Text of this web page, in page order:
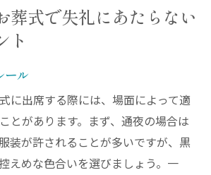
葬式で失礼にあたらない
ト
ール
に出席する際には、場面によって適
とがあります。まず、通夜の場合は
装が許されることが多いですが、黒
えめな色合いを選びましょう。一